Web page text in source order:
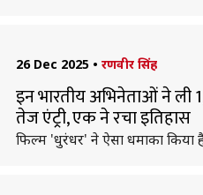
26 Dec 2025 • रणवीर सिंह
इन भारतीय अभिनेताओं ने
तेज एंट्री, एक ने रचा इतिहास
फिल्म 'धुरंधर' ने ऐसा धमाका किया